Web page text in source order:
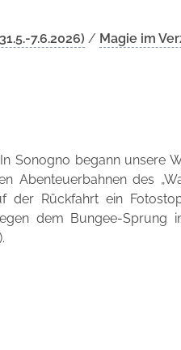
7.6.2026) / Magie im
Sonogno begann unsere
Abenteuerbahnen des
der Rückfahrt ein
dem Bungee-Sprung